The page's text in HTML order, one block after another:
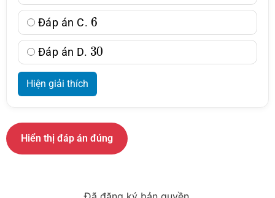
Đáp án C.
6
Đáp án D.
30
Hiện giải thích
Hiển thị đáp án đúng